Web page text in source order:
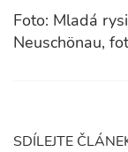
Foto: Mladá
Neuschönau,
SDÍLEJTE